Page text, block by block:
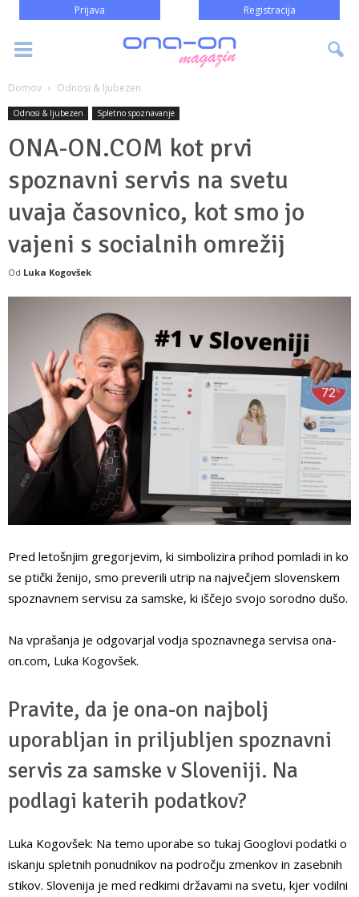
Prijava Registracija
Domov Odnosi & ljubezen
Odnosi & ljubezen Spletno spoznavanje
ONA-ON.COM kot prvi
spoznavni servis na svetu
uvaja časovnico, kot smo jo
vajeni s socialnih omrežij
Od Luka Kogovšek
Pred letošnjim gregorjevim, ki simbolizira prihod pomladi in ko
se ptički ženijo, smo preverili utrip na največjem slovenskem
spoznavnem servisu za samske, ki iščejo svojo sorodno dušo.
Na vprašanja je odgovarjal vodja spoznavnega servisa ona-
on.com, Luka Kogovšek.
Pravite, da je ona-on najbolj
uporabljan in priljubljen spoznavni
servis za samske v Sloveniji. Na
podlagi katerih podatkov?
Luka Kogovšek: Na temo uporabe so tukaj Googlovi podatki o
iskanju spletnih ponudnikov na področju zmenkov in zasebnih
stikov. Slovenija je med redkimi državami na svetu, kjer vodilni